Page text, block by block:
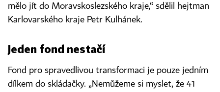
mělo jít do Moravskoslezského kraje,“ sdělil hejtman
Karlovarského kraje Petr Kulhánek.
Jeden fond nestačí
Fond pro spravedlivou transformaci je pouze jedním
dílkem do skládačky. „Nemůžeme si myslet, že 41